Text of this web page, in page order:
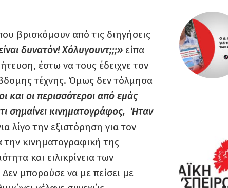
βρισκόμουν από τις διηγήσεις
δυνατόν! Χόλυγουντ;;;» είπα
έστω να τους έδειχνε τον
τέχνης. Όμως δεν τόλμησα
και οι περισσότεροι από εμάς
σημαίνει κινηματογράφος, Ήταν
λίγο την εξιστόρηση για τον
την κινηματογραφική της
και ειλικρίνεια των
μπορούσε να με πείσει με